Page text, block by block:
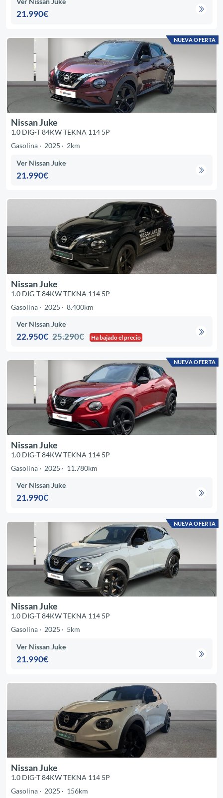
21.990€
NUEVA OFERTA
Nissan Juke
1.0 DIG-T 84KW TEKNA 114 5P
Gasolina
2025 2km
Ver Nissan Juke
21.990€
Nissan Juke
1.0 DIG-T 84KW TEKNA 114 5P
Gasolina
2025 8.400km
Ver Nissan Juke
22.950€ 25.290€ Ha bajado el precio
NUEVA OFERTA
Nissan Juke
1.0 DIG-T 84KW TEKNA 114 5P
Gasolina
2025 11.780km
Ver Nissan Juke
21.990€
NUEVA OFERTA
Nissan Juke
1.0 DIG-T 84KW TEKNA 114 5P
Gasolina
2025 5km
Ver Nissan Juke
21.990€
Nissan Juke
1.0 DIG-T 84KW TEKNA 114 5P
Gasolina
2025 156km